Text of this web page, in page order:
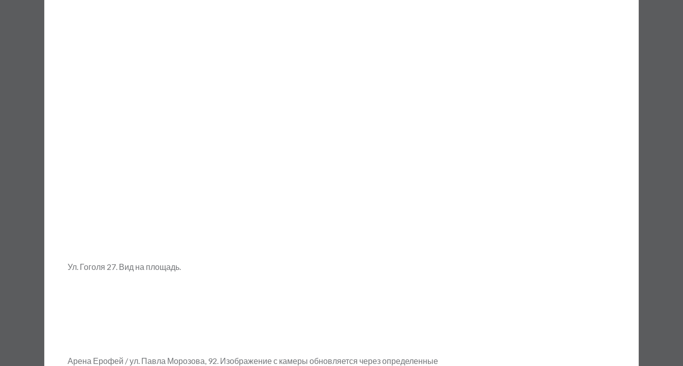
Ул. Гоголя 27. Вид на площадь.
Арена Ерофей / ул. Павла Морозова, 92. Изображение с камеры обновляется через определенные